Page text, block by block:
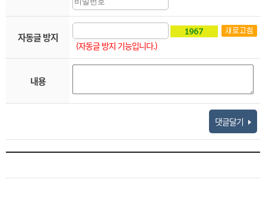
자동글 방지
(자동글 방지 기능입니다.)
내용
댓글달기